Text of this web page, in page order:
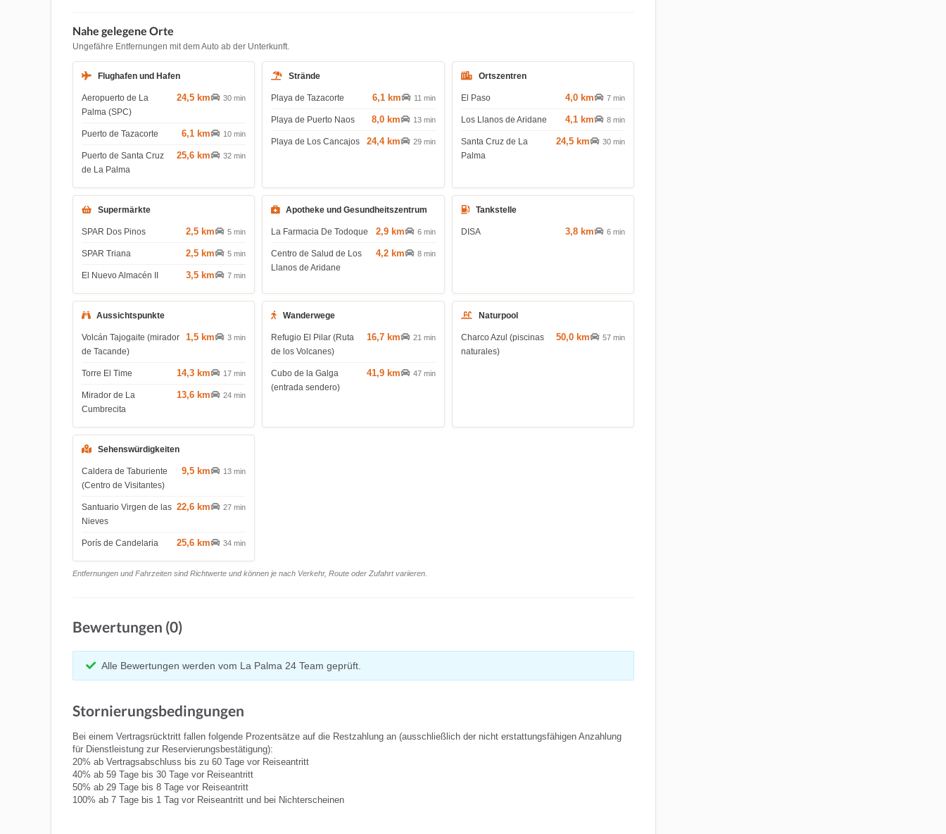
Nahe gelegene Orte
Ungefähre Entfernungen mit dem Auto ab der Unterkunft.
Flughafen und Hafen
Aeropuerto de La
Palma (SPC)
24,5 km 30 min
Puerto de Tazacorte 6,1 km 10 min
Puerto de Santa Cruz
de La Palma
25,6 km 32 min
Strände
Playa de Tazacorte 6,1 km 11 min
Playa de Puerto Naos 8,0 km 13 min
Playa de Los Cancajos 24,4 km 29 min
Ortszentren
El Paso 4,0 km 7 min
Los Llanos de Aridane 4,1 km 8 min
Santa Cruz de La
Palma
24,5 km 30 min
Supermärkte
SPAR Dos Pinos 2,5 km 5 min
SPAR Triana 2,5 km 5 min
El Nuevo Almacén II 3,5 km 7 min
Apotheke und Gesundheitszentrum
La Farmacia De Todoque 2,9 km 6 min
Centro de Salud de Los
Llanos de Aridane
4,2 km 8 min
Tankstelle
DISA 3,8 km 6 min
Aussichtspunkte
Volcán Tajogaite (mirador
de Tacande)
1,5 km 3 min
Torre El Time 14,3 km 17 min
Mirador de La
Cumbrecita
13,6 km 24 min
Wanderwege
Refugio El Pilar (Ruta
de los Volcanes)
16,7 km 21 min
Cubo de la Galga
(entrada sendero)
41,9 km 47 min
Naturpool
Charco Azul (piscinas
naturales)
50,0 km 57 min
Sehenswürdigkeiten
Caldera de Taburiente
(Centro de Visitantes)
9,5 km 13 min
Santuario Virgen de las
Nieves
22,6 km 27 min
Porís de Candelaria 25,6 km 34 min
Entfernungen und Fahrzeiten sind Richtwerte und können je nach Verkehr, Route oder Zufahrt variieren.
Bewertungen (0)
Alle Bewertungen werden vom La Palma 24 Team geprüft.
Stornierungsbedingungen
Bei einem Vertragsrücktritt fallen folgende Prozentsätze auf die Restzahlung an (ausschließlich der nicht erstattungsfähigen Anzahlung
für Dienstleistung zur Reservierungsbestätigung):
20% ab Vertragsabschluss bis zu 60 Tage vor Reiseantritt
40% ab 59 Tage bis 30 Tage vor Reiseantritt
50% ab 29 Tage bis 8 Tage vor Reiseantritt
100% ab 7 Tage bis 1 Tag vor Reiseantritt und bei Nichterscheinen